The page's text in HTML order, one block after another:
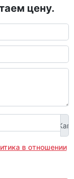
цену.
в отношении